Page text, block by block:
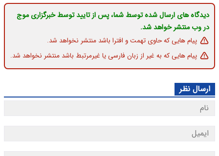
دیدگاه های ارسال شده توسط شما، پس از تایید توسط خبرگزاری موج
در وب منتشر خواهد شد.
پیام هایی که حاوی تهمت و افترا باشد منتشر نخواهد شد.
پیام هایی که به غیر از زبان فارسی یا غیرمرتبط باشد منتشر نخواهد شد.
ارسال نظر